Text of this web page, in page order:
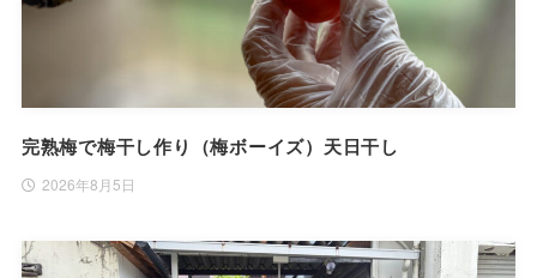
完熟梅で梅干し作り（梅ボーイズ）天日干し
2026年8月5日